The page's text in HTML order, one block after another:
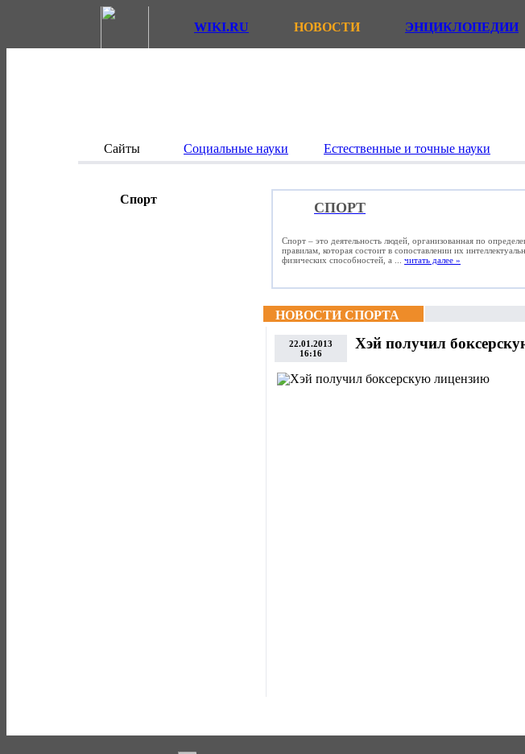
WIKI.RU НОВОСТИ ЭНЦИКЛОПЕДИИ
Сайты Социальные науки Естественные и точные науки
Спорт
СПОРТ
Спорт – это деятельность людей, организованная по
правилам, которая состоит в сопоставлении их
физических способностей, а ... читать далее »
НОВОСТИ СПОРТА
22.01.2013
16:16
Хэй получил